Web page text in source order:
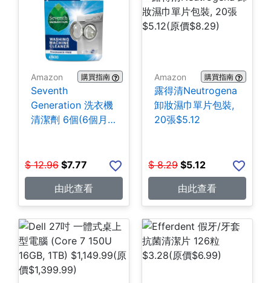
Amazon 購買指南
Seventh
Generation 洗衣機
清潔劑 6個(6個月
$ 12.96 $7.77
由此查看
Amazon 購買指南
露得清Neutrogena
卸妝濕巾單片包裝,
20張$5.12
$ 8.29 $5.12
由此查看